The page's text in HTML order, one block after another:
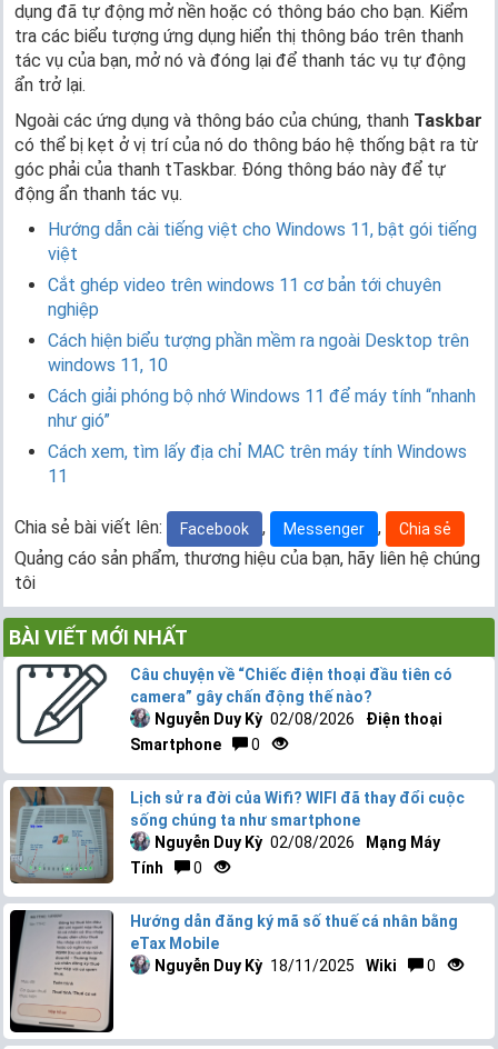
dụng đã tự động mở nền hoặc có thông báo cho bạn. Kiểm
tra các biểu tượng ứng dụng hiển thị thông báo trên thanh
tác vụ của bạn, mở nó và đóng lại để thanh tác vụ tự động
ẩn trở lại.
Ngoài các ứng dụng và thông báo của chúng, thanh Taskbar
có thể bị kẹt ở vị trí của nó do thông báo hệ thống bật ra từ
góc phải của thanh tTaskbar. Đóng thông báo này để tự
động ẩn thanh tác vụ.
Hướng dẫn cài tiếng việt cho Windows 11, bật gói tiếng
việt
Cắt ghép video trên windows 11 cơ bản tới chuyên
nghiệp
Cách hiện biểu tượng phần mềm ra ngoài Desktop trên
windows 11, 10
Cách giải phóng bộ nhớ Windows 11 để máy tính “nhanh
như gió”
Cách xem, tìm lấy địa chỉ MAC trên máy tính Windows
11
Chia sẻ bài viết lên: Facebook , Messenger , Chia sẻ
Quảng cáo sản phẩm, thương hiệu của bạn, hãy liên hệ chúng
tôi
BÀI VIẾT MỚI NHẤT
Câu chuyện về “Chiếc điện thoại đầu tiên có
camera” gây chấn động thế nào?
Nguyễn Duy Kỳ 02/08/2026
Điện thoại
Smartphone
0
Lịch sử ra đời của Wifi? WIFI đã thay đổi cuộc
sống chúng ta như smartphone
Nguyễn Duy Kỳ 02/08/2026
Mạng Máy
Tính
0
Hướng dẫn đăng ký mã số thuế cá nhân bằng
eTax Mobile
Nguyễn Duy Kỳ 18/11/2025 Wiki 0